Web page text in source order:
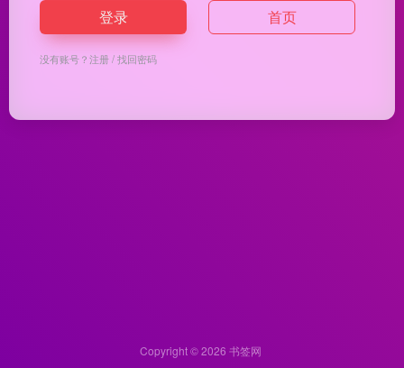
登录 首页
没有账号？注册/找回密码
Copyright © 2026 书签网